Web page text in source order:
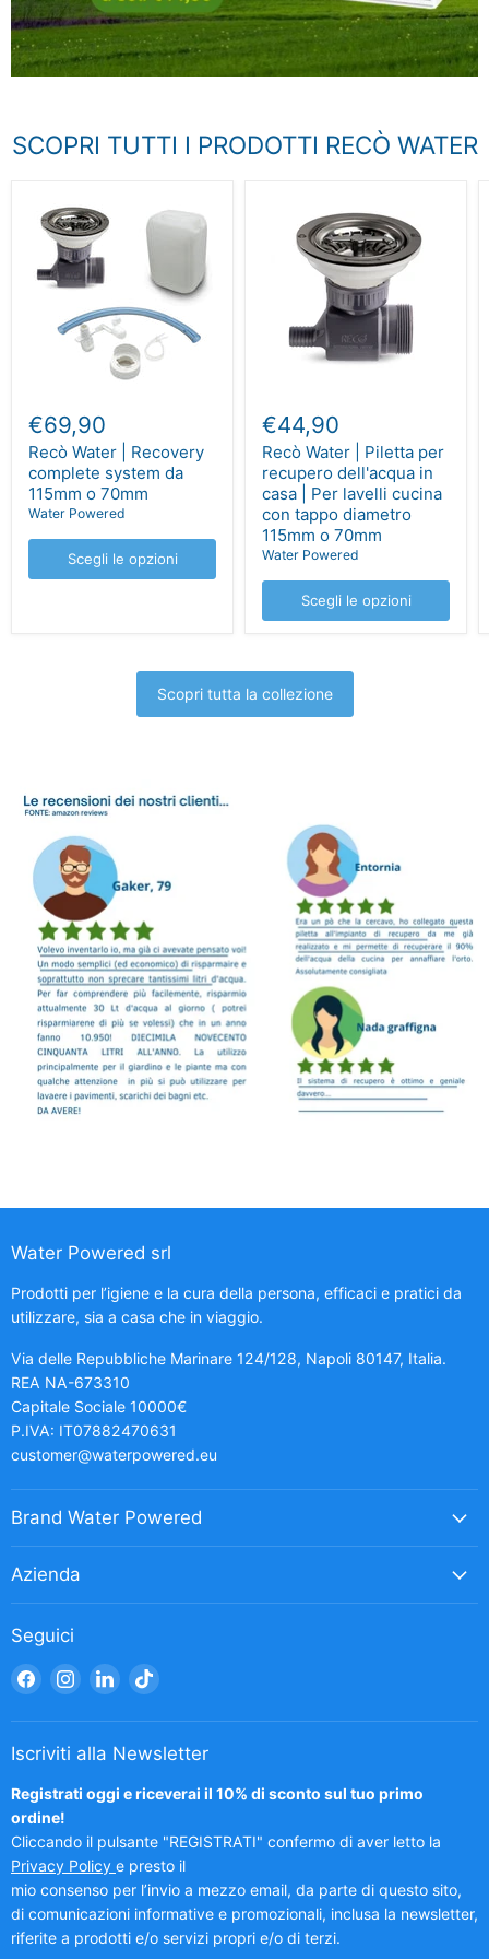
SCOPRI TUTTI I PRODOTTI RECÒ WATER
€69,90
Recò Water | Recovery
complete system da
115mm o 70mm
Water Powered
Scegli le opzioni
€44,90
Recò Water | Piletta per
recupero dell'acqua in
casa | Per lavelli cucina
con tappo diametro
115mm o 70mm
Water Powered
Scegli le opzioni
Scopri tutta la collezione
Water Powered srl
Prodotti per l’igiene e la cura della persona, efficaci e pratici da
utilizzare, sia a casa che in viaggio.
Via delle Repubbliche Marinare 124/128, Napoli 80147, Italia.
REA NA-673310
Capitale Sociale 10000€
P.IVA: IT07882470631
customer@waterpowered.eu
Brand Water Powered
Azienda
Seguici
Trovaci
Facebook
Trovaci
Instagram
Trovaci
LinkedIn
Trovaci
TikTok
Iscriviti alla Newsletter
Registrati oggi e riceverai il 10% di sconto sul tuo primo
ordine!
Cliccando il pulsante "REGISTRATI" confermo di aver letto la
Privacy Policy e presto il
mio consenso per l’invio a mezzo email, da parte di questo sito,
di comunicazioni informative e promozionali, inclusa la newsletter,
riferite a prodotti e/o servizi propri e/o di terzi.